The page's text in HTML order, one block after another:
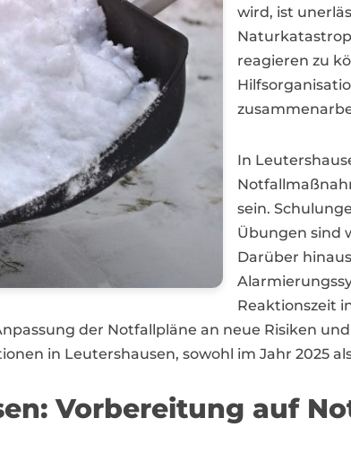
wird, ist
reagieren zu
In
sein.
Übungen sind
Darüber
Reaktionszeit
der Notfallpläne an neue Risiken
in Leutershausen, sowohl im Jahr 2025
Vorbereitung auf